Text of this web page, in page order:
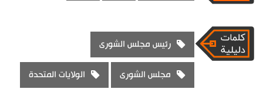
رئيس مجلس الشورى
مجلس الشورى الولايات المتحدة